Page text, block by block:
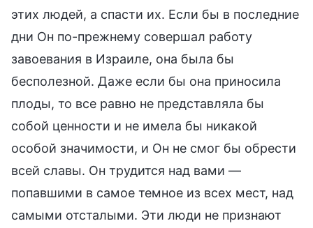
этих людей, а спасти их. Если бы в последние
дни Он по-прежнему совершал работу
завоевания в Израиле, она была бы
бесполезной. Даже если бы она приносила
плоды, то все равно не представляла бы
собой ценности и не имела бы никакой
особой значимости, и Он не смог бы обрести
всей славы. Он трудится над вами —
попавшими в самое темное из всех мест, над
самыми отсталыми. Эти люди не признают